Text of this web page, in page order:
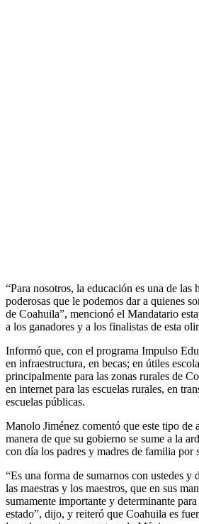
“Para nosotros, la educación es una de las
poderosas que le podemos dar a quienes
de Coahuila”, mencionó el Mandatario
a los ganadores y a los finalistas de esta
Informó que, con el programa Impulso
en infraestructura, en becas; en útiles
principalmente para las zonas rurales de
en internet para las escuelas rurales, en
escuelas públicas.
Manolo Jiménez comentó que este tipo de
manera de que su gobierno se sume a la
con día los padres y madres de familia por
“Es una forma de sumarnos con ustedes y
las maestras y los maestros, que en sus
sumamente importante y determinante
estado”, dijo, y reiteró que Coahuila es